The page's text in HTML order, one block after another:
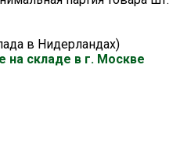
в Нидерландах)
на складе в г. Москве